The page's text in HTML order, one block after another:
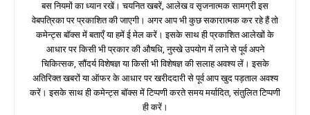
बस नियमों का ध्यान रखें। चयनित खबरें, आलेख व सृजनात्मक सामग्री इस
वेबपत्रिका पर प्रकाशित की जाएगी। अगर आप भी कुछ सकारात्मक कर रहे हैं तो
कमेन्ट्स बॉक्स में बताएँ या हमें ई मेल करें। इसके साथ ही प्रकाशित आलेखों के
आधार पर किसी भी प्रकार की औषधि, नुस्खे उपयोग में लाने से पूर्व अपने
चिकित्सक, सौंदर्य विशेषज्ञ या किसी भी विशेषज्ञ की सलाह अवश्य लें। इसके
अतिरिक्त खबरों या ऑफर के आधार पर खरीददारी से पूर्व आप खुद पड़ताल अवश्य
करें। इसके साथ ही कमेन्ट्स बॉक्स में टिप्पणी करते समय मर्यादित, संतुलित टिप्पणी
ही करें।